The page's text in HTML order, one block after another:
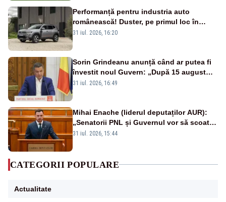
Performanță pentru industria auto
românească! Duster, pe primul loc în
topul vânzărilor din Ucraina
31 iul. 2026, 16:20
Sorin Grindeanu anunță când ar putea fi
învestit noul Guvern: „După 15 august
sunt șanse mai mari”
31 iul. 2026, 16:49
Mihai Enache (liderul deputaților AUR):
„Senatorii PNL și Guvernul vor să scoată
la vânzare bunuri publice pentru a stinge
31 iul. 2026, 15:44
CATEGORII POPULARE
Actualitate